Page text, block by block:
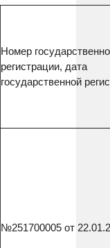
Номер
регистрации, дата
государственной
№251700005 от